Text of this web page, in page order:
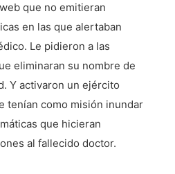
que no emitieran
en las que alertaban
Le pidieron a las
eliminaran su nombre de
Y activaron un ejército
tenían como misión inundar
que hicieran
al fallecido doctor.